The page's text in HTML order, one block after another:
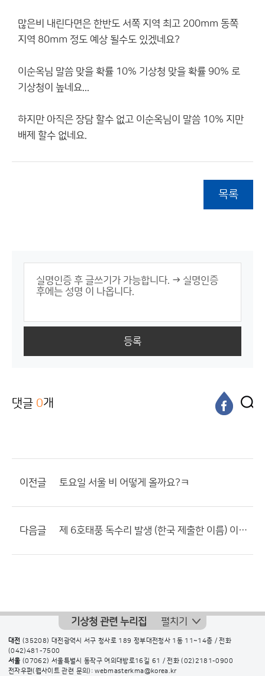
많은비 내린다면은 한반도 서쪽 지역 최고 200mm 동쪽
지역 80mm 정도 예상 될수도 있겠네요?
이순옥님 말씀 맞을 확률 10% 기상청 맞을 확률 90% 로
기상청이 높네요...
하지만 아직은 장담 할수 없고 이순옥님이 말씀 10% 지만
배제 할수 없네요.
목록
등록
댓글 0개
이전글 토요일 서울 비 어떻게 올까요?ㅋ
다음글 제 6호태풍 독수리 발생 (한국 제출한 이름) 이라고 했는데.....;;;;
기상청 관련 누리집 펼치기
대전 (35208) 대전광역시 서구 청사로 189 정부대전청사 1동 11~14층 / 전화
(042)481-7500
서울 (07062) 서울특별시 동작구 여의대방로16길 61 / 전화(02)2181-0900
전자우편(웹사이트 관련 문의): webmasterkma@korea.kr